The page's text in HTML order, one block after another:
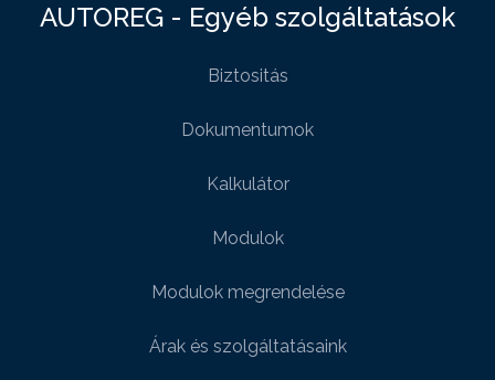
AUTOREG - Egyéb szolgáltatások
Biztositás
Dokumentumok
Kalkulátor
Modulok
Modulok megrendelése
Árak és szolgáltatásaink